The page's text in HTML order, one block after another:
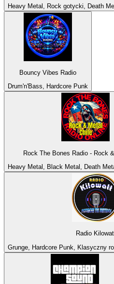
Heavy Metal, Rock gotycki, Death
Bouncy Vibes Radio
Drum'n'Bass, Hardcore Punk
Rock The Bones Radio - Rock
Heavy Metal, Black Metal, Death
Radio
Grunge, Hardcore Punk, Klasyczny